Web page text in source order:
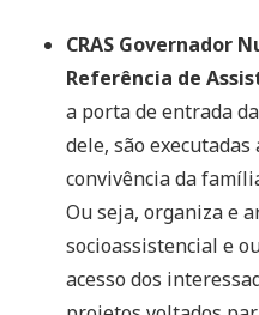
CRAS Governador
Referência de
a porta de entrada
dele, são
convivência da
Ou seja, organiza e
socioassistencial e
acesso dos